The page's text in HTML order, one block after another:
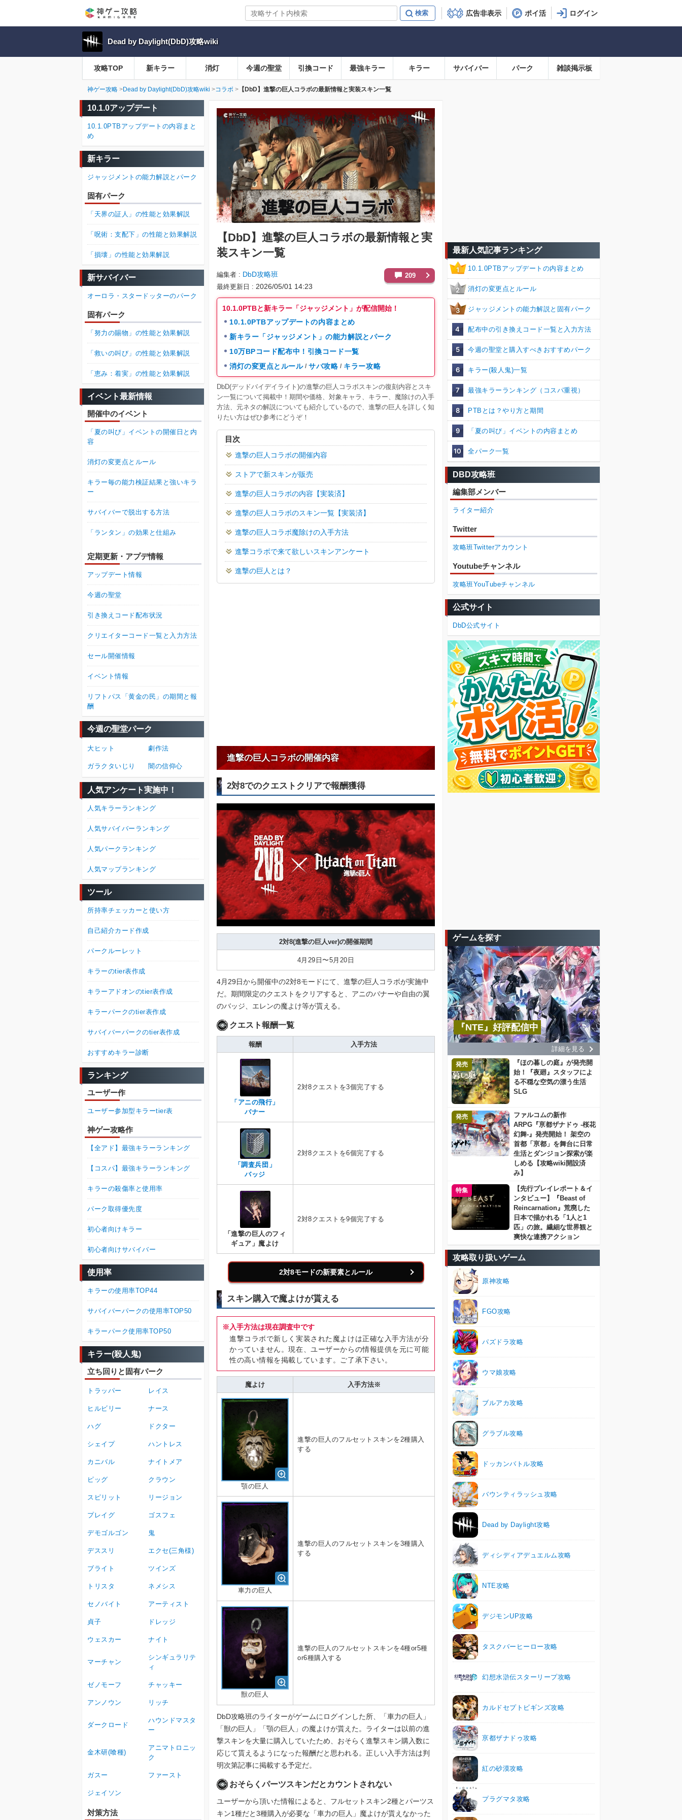
広告非表示 ポイ活
Dead by Daylight(DbD)攻略wiki
攻略TOP 新キラー 消灯 今週の聖堂 引換コード 最強キラー キラー サバイバー パーク 雑談掲示板
神ゲー攻略 Dead by Daylight(DbD)攻略wiki コラボ 【DbD】進撃の巨人コラボの最新情報と実装スキン一覧
【DbD】 進撃の巨人コラボの最新情報と実
装スキン一覧
編集者 DbD攻略班
最終更新日 2026/05/01 14:23
209
10.1.0PTBと新キラー「ジャッジメント」が配信開始！
10.1.0PTBアップデートの内容まとめ
新キラー「ジャッジメント」の能力解説とパーク
10万BPコード配布中！引換コード一覧
消灯の変更点とルール / サバ攻略 / キラー攻略
DbD(デッドバイデイライト)の進撃の巨人コラボスキンの復刻内容とスキ
ン一覧について掲載中！期間や価格、対象キャラ、キラー、魔除けの入手
方法、元ネタの解説についても紹介しているので、進撃の巨人を詳しく知
りたい方はぜひ参考にどうぞ！
目次
進撃の巨人コラボの開催内容
ストアで新スキンが販売
進撃の巨人コラボの内容【実装済】
進撃の巨人コラボのスキン一覧【実装済】
進撃の巨人コラボ魔除けの入手方法
進撃コラボで来て欲しいスキンアンケート
進撃の巨人とは？
進撃の巨人コラボの開催内容
2対8でのクエストクリアで報酬獲得
2対8(進撃の巨人ver)の開催期間
4月29日〜5月20日
4月29日から開催中の2対8モードにて、進撃の巨人コラボが実施中
だ。期間限定のクエストをクリアすると、アニのバナーや自由の翼
のバッジ、エレンの魔よけ等が貰える。
クエスト報酬一覧
報酬 入手方法
「アニの飛行」
バナー
2対8クエストを3個完了する
「調査兵団」
バッジ
2対8クエストを6個完了する
「進撃の巨人のフィ
ギュア」魔よけ
2対8クエストを9個完了する
2対8モードの新要素とルール
スキン購入で魔よけが貰える
※入手方法は現在調査中です
進撃コラボで新しく実装された魔よけは正確な入手方法が分
かっていません。現在、ユーザーからの情報提供を元に可能
性の高い情報を掲載しています。ご了承下さい。
魔よけ 入手方法※
顎の巨人
進撃の巨人のフルセットスキンを2種購入
する
車力の巨人
進撃の巨人のフルセットスキンを3種購入
する
獣の巨人
進撃の巨人のフルセットスキンを4種or5種
or6種購入する
DbD攻略班のライターがゲームにログインした所、「車力の巨人」
「獣の巨人」「顎の巨人」の魔よけが貰えた。ライターは以前の進
撃スキンを大量に購入していたため、おそらく進撃スキン購入数に
応じて貰えるようになった報酬だと思われる。正しい入手方法は判
明次第記事に掲載する予定だ。
おそらくパーツスキンだとカウントされない
ユーザーから頂いた情報によると、フルセットスキン2種とパーツス
キン1種だと3種購入が必要な「車力の巨人」魔よけが貰えなかった
最新人気記事ランキング
1 10.1.0PTBアップデートの内容まとめ
2 消灯の変更点とルール
3 ジャッジメントの能力解説と固有パーク
4 配布中の引き換えコード一覧と入力方法
5 今週の聖堂と購入すべきおすすめパーク
6 キラー(殺人鬼)一覧
7 最強キラーランキング（コスパ重視）
8 PTBとは？やり方と期間
9 「夏の叫び」イベントの内容まとめ
10 全パーク一覧
DBD攻略班
編集部メンバー
ライター紹介
Twitter
攻略班Twitterアカウント
Youtubeチャンネル
攻略班YouTubeチャンネル
公式サイト
DbD公式サイト
ゲームを探す
『NTE』好評配信中
詳細を見る
発売
『ほの暮しの庭』が発売開
始！『夜廻』スタッフによ
る不穏な空気の漂う生活
SLG
発売
ファルコムの新作
ARPG『亰都ザナドゥ -桜花
幻舞-』発売開始！ 架空の
首都「亰都」を舞台に日常
生活とダンジョン探索が楽
しめる【攻略wiki開設済
み】
特集
【先行プレイレポート＆イ
ンタビュー】『Beast of
Reincarnation』荒廃した
日本で描かれる「1人と1
匹」の旅。繊細な世界観と
爽快な連携アクション
攻略取り扱いゲーム
原神攻略
FGO攻略
パズドラ攻略
ウマ娘攻略
ブルアカ攻略
グラブル攻略
ドッカンバトル攻略
バウンティラッシュ攻略
Dead by Daylight攻略
ディシディアデュエルム攻略
NTE攻略
デジモンUP攻略
タスクバーヒーロー攻略
幻想水滸伝スターリープ攻略
カルドセプトビギンズ攻略
亰都ザナドゥ攻略
紅の砂漠攻略
プラグマタ攻略
10.1.0アップデート
10.1.0PTBアップデートの内容まと
め
新キラー
ジャッジメントの能力解説とパーク
固有パーク
「天界の証人」の性能と効果解説
「呪術：支配下」の性能と効果解説
「損壊」の性能と効果解説
新サバイバー
オーロラ・スタードッターのパーク
固有パーク
「努力の賜物」の性能と効果解説
「救いの叫び」の性能と効果解説
「恵み：着実」の性能と効果解説
イベント最新情報
開催中のイベント
「夏の叫び」イベントの開催日と内
容
消灯の変更点とルール
キラー毎の能力検証結果と強いキラ
ー
サバイバーで脱出する方法
「ランタン」の効果と仕組み
定期更新・アプデ情報
アップデート情報
今週の聖堂
引き換えコード配布状況
クリエイターコード一覧と入力方法
セール開催情報
イベント情報
リフトパス「黄金の民」の期間と報
酬
今週の聖堂パーク
大ヒット 劇作法
ガラクタいじり 闇の信仰心
人気アンケート実施中！
人気キラーランキング
人気サバイバーランキング
人気パークランキング
人気マップランキング
ツール
所持率チェッカーと使い方
自己紹介カード作成
パークルーレット
キラーのtier表作成
キラーアドオンのtier表作成
キラーパークのtier表作成
サバイバーパークのtier表作成
おすすめキラー診断
ランキング
ユーザー作
ユーザー参加型キラーtier表
神ゲー攻略作
【全アド】最強キラーランキング
【コスパ】最強キラーランキング
キラーの殺傷率と使用率
パーク取得優先度
初心者向けキラー
初心者向けサバイバー
使用率
キラーの使用率TOP44
サバイバーパークの使用率TOP50
キラーパーク使用率TOP50
キラー(殺人鬼)
立ち回りと固有パーク
トラッパー レイス
ヒルビリー ナース
ハグ ドクター
シェイプ ハントレス
カニバル ナイトメア
ピッグ クラウン
スピリット リージョン
プレイグ ゴスフェ
デモゴルゴン 鬼
デススリ エクセ(三角様)
ブライト ツインズ
トリスタ ネメシス
セノバイト アーティスト
貞子 ドレッジ
ウェスカー ナイト
マーチャン
シンギュラリテ
ィ
ゼノモーフ チャッキー
アンノウン リッチ
ダークロード
ハウンドマスタ
ー
金木研(喰種)
アニマトロニッ
ク
ガスー ファースト
ジェイソン
対策方法